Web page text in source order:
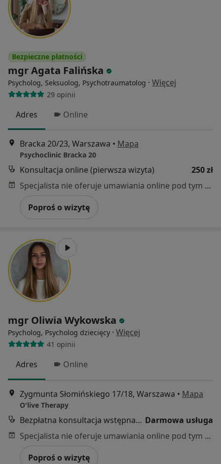
Bezpieczne płatności
mgr Agata Falińska
Psycholog, Seksuolog, Psychotraumatolog · Więcej
29 opinii
Adres Online
Bracka 20/23, Warszawa • Mapa
Psychoclinic Bracka 20
Konsultacja online (pierwsza wizyta)
250 zł
Specjalista nie oferuje umawiania online pod tym adresem.
Poproś o wizytę
mgr Oliwia Wykowska
Psycholog, Psycholog dziecięcy · Więcej
41 opinii
Adres Online
Zygmunta Słomińskiego 17/18, Warszawa • Mapa
O'live Therapy
Bezpłatna konsultacja wstępna - telefoniczna Darmowa usługa
Specjalista nie oferuje umawiania online pod tym adresem.
Poproś o wizytę